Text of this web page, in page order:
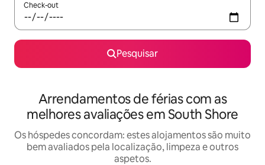
Check-out
Pesquisar
Arrendamentos de férias com as
melhores avaliações em South Shore
Os hóspedes concordam: estes alojamentos são muito
bem avaliados pela localização, limpeza e outros
aspetos.